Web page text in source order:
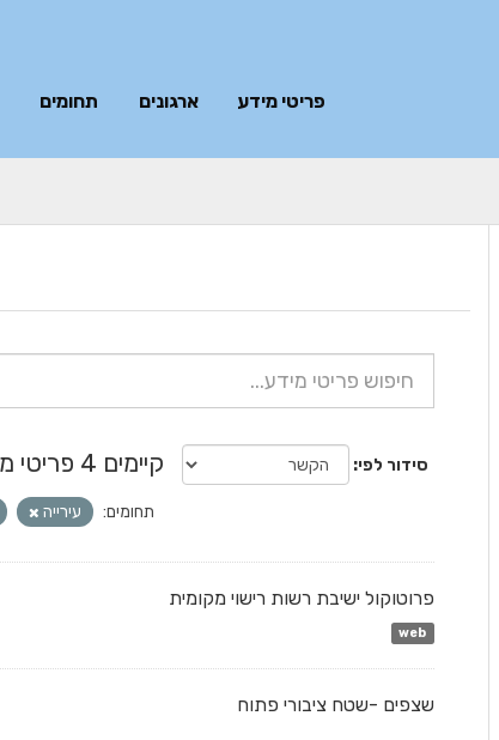
פריטי מידע ארגונים תחומים
סידור לפי קיימים 4 פריטי מידע
תחומים: עירייה
פרוטוקול ישיבת רשות רישוי מקומית
web
שצפים -שטח ציבורי פתוח